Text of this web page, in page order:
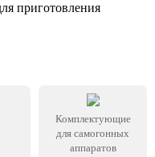
приготовления
Комплектующие
для самогонных
аппаратов